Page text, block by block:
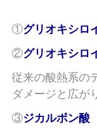
①グリオキシロ
②グリオキシロ
従来の酸熱系の
ダメージと広が
③ジカルボン酸